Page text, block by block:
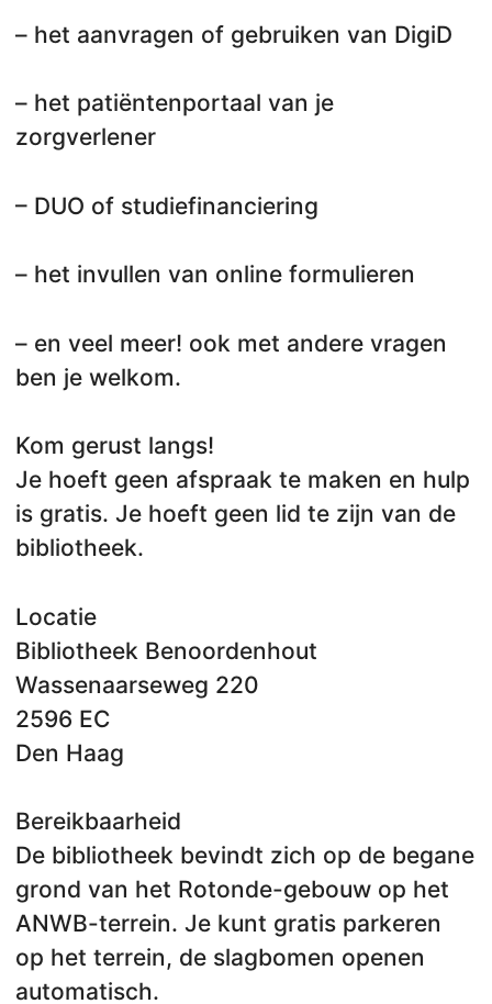
– het aanvragen of gebruiken van DigiD
– het patiëntenportaal van je
zorgverlener
– DUO of studiefinanciering
– het invullen van online formulieren
– en veel meer! ook met andere vragen
ben je welkom.
Kom gerust langs!
Je hoeft geen afspraak te maken en hulp
is gratis. Je hoeft geen lid te zijn van de
bibliotheek.
Locatie
Bibliotheek Benoordenhout
Wassenaarseweg 220
2596 EC
Den Haag
Bereikbaarheid
De bibliotheek bevindt zich op de begane
grond van het Rotonde-gebouw op het
ANWB-terrein. Je kunt gratis parkeren
op het terrein, de slagbomen openen
automatisch.